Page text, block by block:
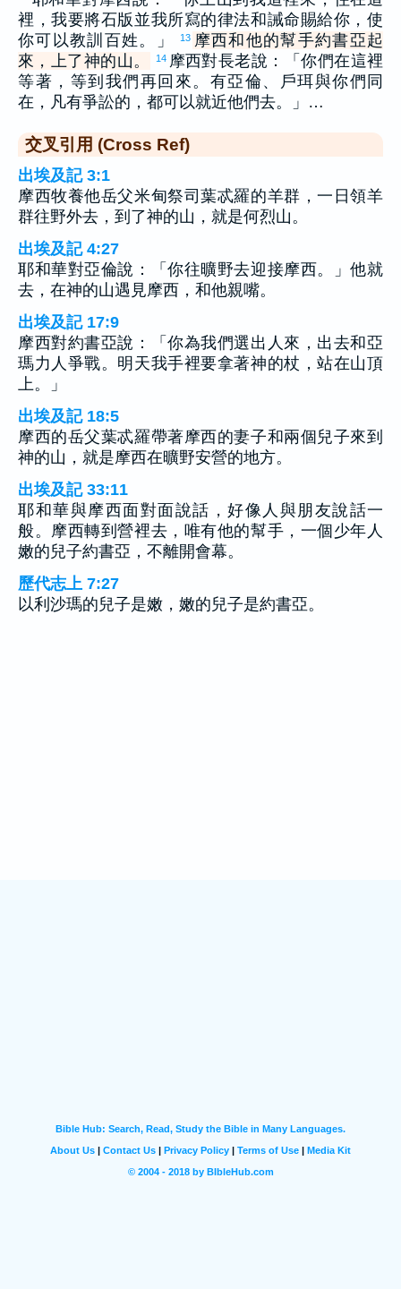
裡，我要將石版並我所寫的律法和誡命賜給你，使
你可以教訓百姓。」
13 摩西和他的幫手約書亞起
來，上了神的山。
14 摩西對長老說：「你們在這裡
等著，等到我們再回來。有亞倫、戶珥與你們同
在，凡有爭訟的，都可以就近他們去。」…
交叉引用 (Cross Ref)
出埃及記 3:1
摩西牧養他岳父米甸祭司葉忒羅的羊群，一日領羊
群往野外去，到了神的山，就是何烈山。
出埃及記 4:27
耶和華對亞倫說：「你往曠野去迎接摩西。」他就
去，在神的山遇見摩西，和他親嘴。
出埃及記 17:9
摩西對約書亞說：「你為我們選出人來，出去和亞
瑪力人爭戰。明天我手裡要拿著神的杖，站在山頂
上。」
出埃及記 18:5
摩西的岳父葉忒羅帶著摩西的妻子和兩個兒子來到
神的山，就是摩西在曠野安營的地方。
出埃及記 33:11
耶和華與摩西面對面說話，好像人與朋友說話一
般。摩西轉到營裡去，唯有他的幫手，一個少年人
嫩的兒子約書亞，不離開會幕。
歷代志上 7:27
以利沙瑪的兒子是嫩，嫩的兒子是約書亞。